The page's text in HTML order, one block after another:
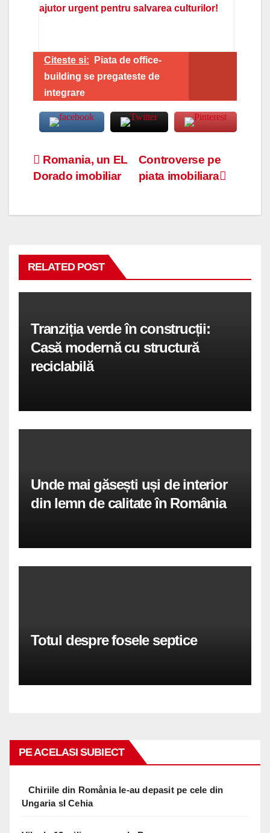
ajutor urgent pentru salvarea culturilor!
Citeste si:
Piata de office-
building se pregateste de
integrare
Navigare
articole
Controverse pe
piata imobiliara
Romania, un EL
Dorado imobiliar
RELATED POST
Tranziția verde în construcții:
Casă modernă cu structură
reciclabilă
Unde mai găsești uși de interior
din lemn de calitate în România
Totul despre fosele septice
PE ACELASI SUBIECT
Chiriile din Romånia le-au depasit pe cele din
Ungaria sI Cehia